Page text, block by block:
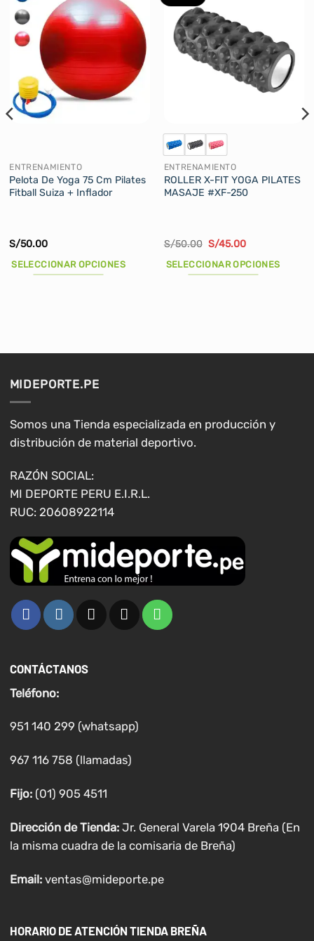
ENTRENAMIENTO
Pelota De Yoga 75 Cm Pilates
Fitball Suiza + Inflador
S/50.00
SELECCIONAR OPCIONES
se
pueden
elegir
en
página
de
producto
ENTRENAMIENTO
ROLLER X-FIT YOGA PILATES
MASAJE #XF-250
S/50.00 El
original
era:
S/45.00El
actual
es:
SELECCIONAR OPCIONES
elegir
en
MIDEPORTE.PE
Somos una Tienda especializada en producción y
distribución de material deportivo.
RAZÓN SOCIAL:
MI DEPORTE PERU E.I.R.L.
RUC: 20608922114
CONTÁCTANOS
Teléfono:
951 140 299 (whatsapp)
967 116 758 (llamadas)
Fijo:(01) 905 4511
Dirección de Tienda: Jr. General Varela 1904 Breña (En
la misma cuadra de la comisaria de Breña)
Email: ventas@mideporte.pe
HORARIO DE ATENCIÓN TIENDA BREÑA